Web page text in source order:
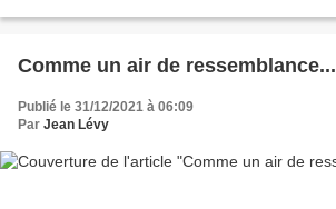
Comme un air de ressemblance...
Publié le 31/12/2021 à 06:09
Par Jean Lévy